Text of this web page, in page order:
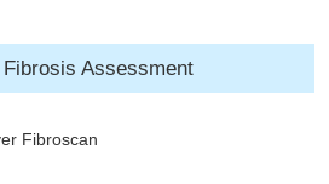
Assessment
Fibroscan